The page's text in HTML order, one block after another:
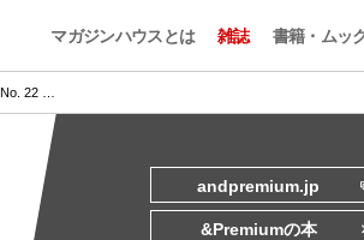
マガジンハウスとは 雑誌 書籍・ムッ
22 …
andpremium.jp
&Premiumの本